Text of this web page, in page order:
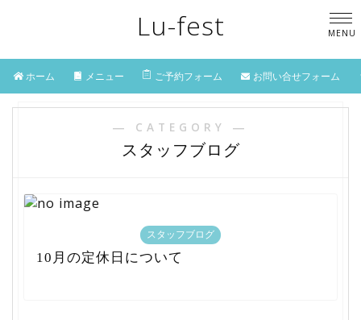
Lu-fest
ホーム メニュー ご予約フォーム お問い合せフォーム
― CATEGORY ―
スタッフブログ
スタッフブログ
10月の定休日について